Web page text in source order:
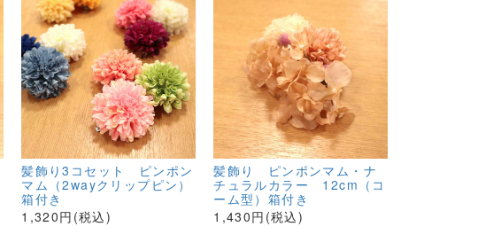
髪飾り3コセット ピンポン
マム（2wayクリップピン）
箱付き
1,320円(税込)
髪飾り ピンポンマム・ナ
チュラルカラー 12cm（コ
ーム型）箱付き
1,430円(税込)